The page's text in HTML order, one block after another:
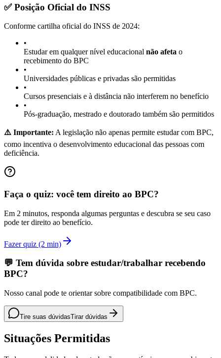
✅ Posição Oficial do INSS
Conforme cartilha oficial do INSS de 2024:
•
Estudar em qualquer nível educacional não afeta o
recebimento do BPC
•
Universidades públicas e privadas são permitidas
•
Cursos presenciais e à distância não interferem no benefício
•
Pós-graduação, mestrado e doutorado também são permitidos
⚠️ Importante: A legislação não apenas permite estudar com BPC,
como incentiva o desenvolvimento educacional das pessoas com
deficiência.
Faça o quiz: você tem direito ao BPC?
Em 2 minutos, responda algumas perguntas e descubra se seu caso
pode ter direito ao benefício.
Fazer quiz (2 min)
💬 Tem dúvida sobre estudar/trabalhar recebendo
BPC?
Nosso canal pode te orientar sobre compatibilidade com BPC.
Tire suas dúvidasTirar dúvidas
Situações Permitidas